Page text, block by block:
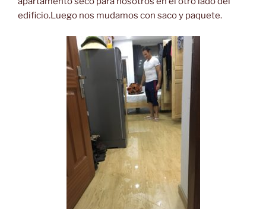
edificio.Luego nos mudamos con saco y paquete.